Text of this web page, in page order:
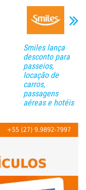
Smiles lança
desconto para
passeios,
locação de
carros,
passagens
aéreas e hotéis